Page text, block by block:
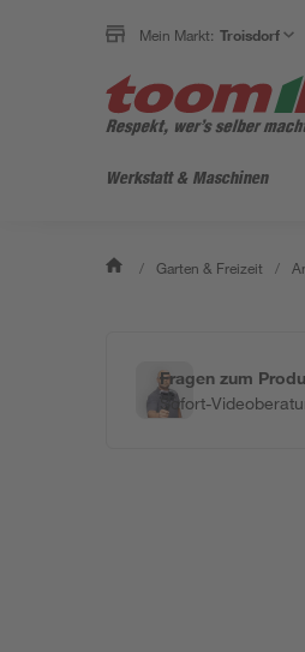
Mein Markt: Troisdorf
Werkstatt & Maschinen
/ Garten & Freizeit /
Fragen zum
Sofort-